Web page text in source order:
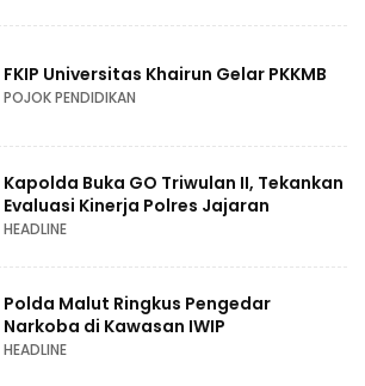
FKIP Universitas Khairun Gelar PKKMB
POJOK PENDIDIKAN
Kapolda Buka GO Triwulan II, Tekankan
Evaluasi Kinerja Polres Jajaran
HEADLINE
Polda Malut Ringkus Pengedar
Narkoba di Kawasan IWIP
HEADLINE